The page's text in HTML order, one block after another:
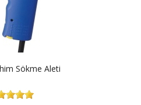
Sökme Aleti